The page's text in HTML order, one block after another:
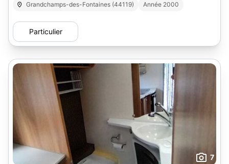
Grandchamps-des-Fontaines (44119) Année 2000
Particulier
7